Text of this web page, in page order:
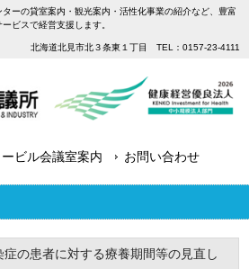
ーの貸室案内・観光案内・活性化事業の紹介など、豊富
ービスで経営支援します。
北海道北見市北３条東１丁目 TEL：0157-23-4111
ビル会議室案内 お問い合わせ
の患者に対する療養期間等の見直し